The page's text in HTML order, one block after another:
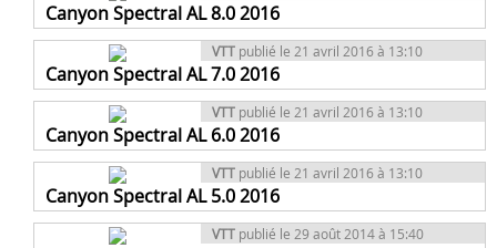
Canyon Spectral AL 8.0 2016
VTT publié le 21 avril 2016 à 13:10
Canyon Spectral AL 7.0 2016
VTT publié le 21 avril 2016 à 13:10
Canyon Spectral AL 6.0 2016
VTT publié le 21 avril 2016 à 13:10
Canyon Spectral AL 5.0 2016
VTT publié le 29 août 2014 à 15:40